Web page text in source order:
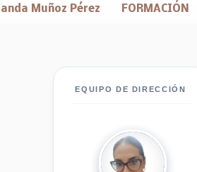
Muñoz Pérez FORMACIÓN
EQUIPO DE DIRECCIÓN
YM